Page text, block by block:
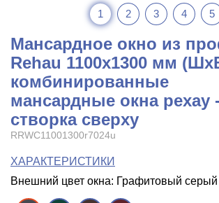
1 2 3 4 5
Мансардное окно из
Rehau 1100x1300 мм
комбинированные
мансардные окна рехау -
створка сверху
RRWC11001300r7024u
ХАРАКТЕРИСТИКИ
Внешний цвет окна: Графитовый